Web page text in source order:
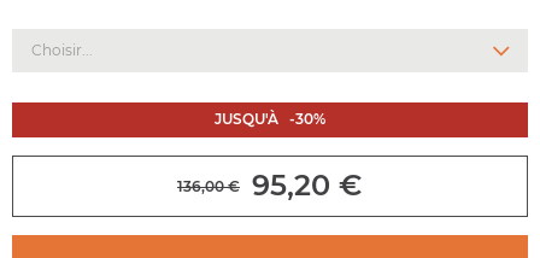
la
galerie
d'images
JUSQU'À -30%
136,00 € 95,20 €